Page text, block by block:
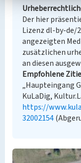
Der hier
Lizenz dl-by-de/
angezeigten
zusätzlichen
an diesen
Empfohlene
„Haupteingang
KuLaDig,
https://
32002154